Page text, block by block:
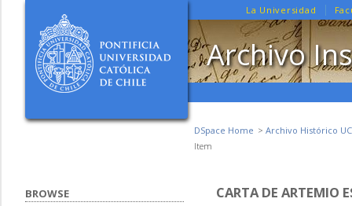
La Universidad
Archivo
DSpace Home
Archivo Histórico UC
Item
CARTA DE ARTEMIO
BROWSE